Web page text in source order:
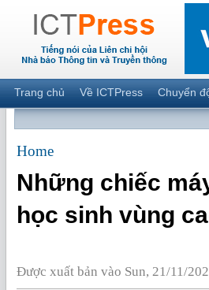
Trang chủ Về ICTPress Chuyển
Home
Những chiếc
học sinh vùng
Được xuất bản vào Sun, 21/11/